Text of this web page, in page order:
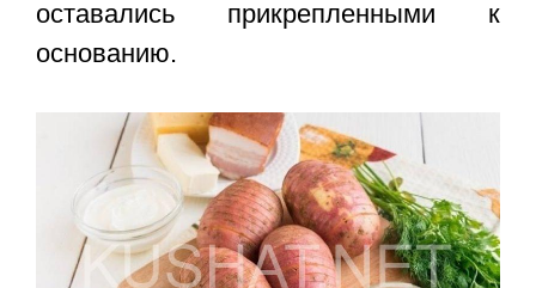
оставались прикрепленными к
основанию.